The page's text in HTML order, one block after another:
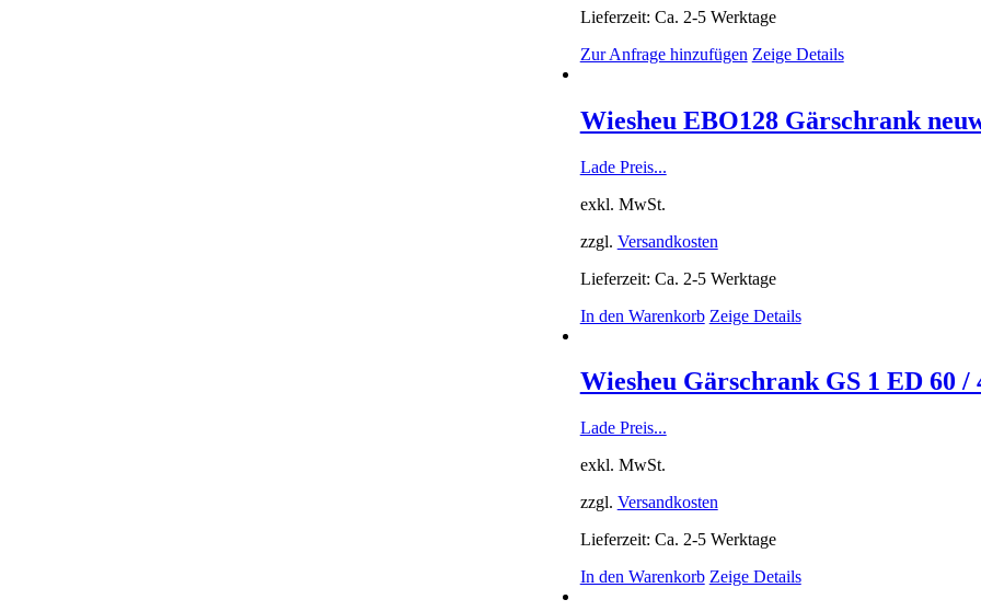
Lieferzeit: Ca. 2-5 Werktage
Zur Anfrage hinzufügen Zeige Details
Wiesheu EBO128 Gärschrank
Lade Preis...
exkl. MwSt.
zzgl. Versandkosten
Lieferzeit: Ca. 2-5 Werktage
In den Warenkorb Zeige Details
Wiesheu Gärschrank GS 1 ED 60 /
Lade Preis...
exkl. MwSt.
zzgl. Versandkosten
Lieferzeit: Ca. 2-5 Werktage
In den Warenkorb Zeige Details